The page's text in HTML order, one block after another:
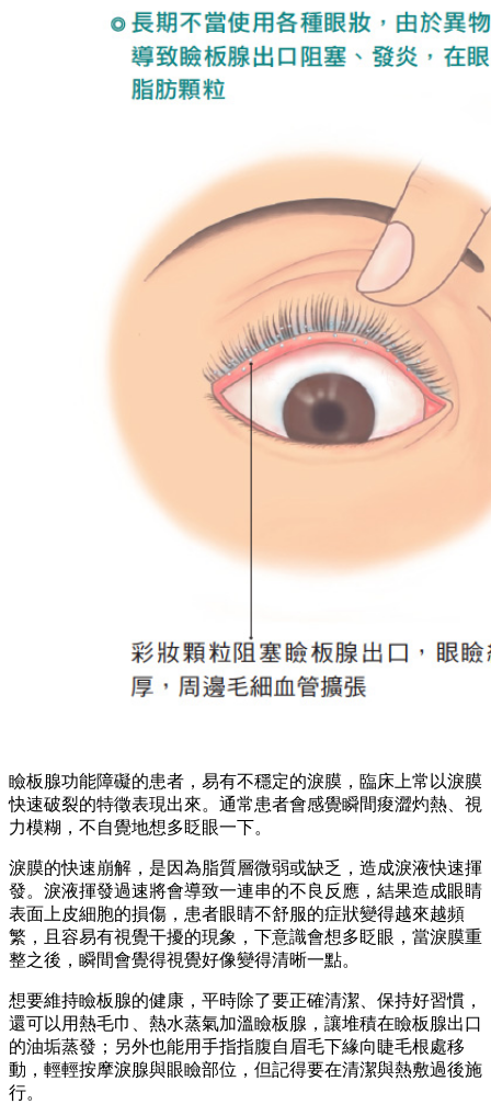
瞼板腺功能障礙的患者，易有不穩定的淚膜，臨床上常以淚膜
快速破裂的特徵表現出來。通常患者會感覺瞬間痠澀灼熱、視
力模糊，不自覺地想多眨眼一下。
淚膜的快速崩解，是因為脂質層微弱或缺乏，造成淚液快速揮
發。淚液揮發過速將會導致一連串的不良反應，結果造成眼睛
表面上皮細胞的損傷，患者眼睛不舒服的症狀變得越來越頻
繁，且容易有視覺干擾的現象，下意識會想多眨眼，當淚膜重
整之後，瞬間會覺得視覺好像變得清晰一點。
想要維持瞼板腺的健康，平時除了要正確清潔、保持好習慣，
還可以用熱毛巾、熱水蒸氣加溫瞼板腺，讓堆積在瞼板腺出口
的油垢蒸發；另外也能用手指指腹自眉毛下緣向睫毛根處移
動，輕輕按摩淚腺與眼瞼部位，但記得要在清潔與熱敷過後施
行。